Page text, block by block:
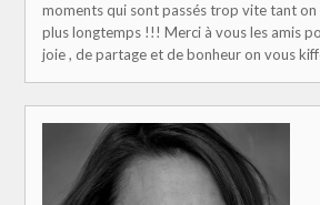
moments qui sont passés trop vite tant
plus longtemps !!! Merci à vous les amis
joie , de partage et de bonheur on vous